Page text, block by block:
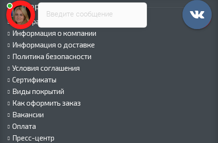
Информация
Палитра RAL
Информация о компании
Информация о доставке
Политика безопасности
Условия соглашения
Сертификаты
Виды покрытий
Как оформить заказ
Вакансии
Оплата
Пресс-центр
Введите сообщение